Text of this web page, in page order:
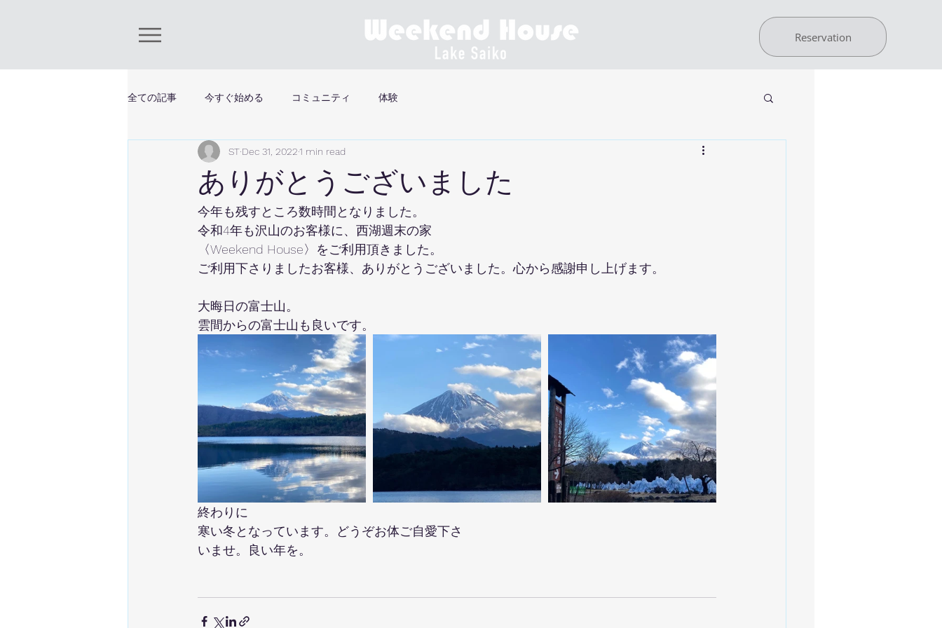
Reservation
全ての記事 今すぐ始める コミュニティ 体験
ありがとうございました
ST Dec 31, 20221 min read
今年も残すところ数時間となりました。
令和4年も沢山のお客様に、西湖週末の家
〈Weekend House〉をご利用頂きました。
ご利用下さりましたお客様、ありがとうございました。心から感謝申し上げます。
大晦日の富士山。
雲間からの富士山も良いです。
終わりに
寒い冬となっています。どうぞお体ご自愛下さ
いませ。良い年を。